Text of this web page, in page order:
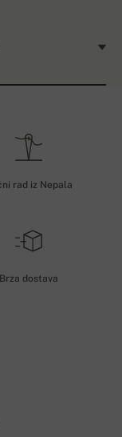
rad iz Nepala
Brza dostava